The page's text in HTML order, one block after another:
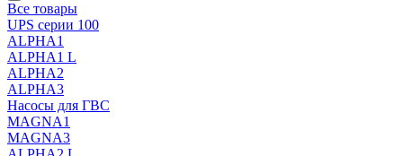
Все товары
UPS серии 100
ALPHA1
ALPHA1 L
ALPHA2
ALPHA3
Насосы для ГВС
MAGNA1
MAGNA3